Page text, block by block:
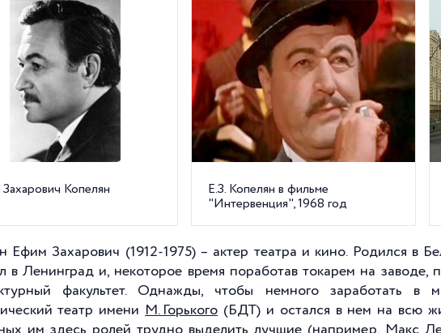
Копелян
Е.З. Копелян в фильме
"Интервенция", 1968 год
Ефим Захарович (1912-1975) – актер театра и кино. Родился в
в Ленинград и, некоторое время поработав токарем на заводе,
факультет. Однажды, чтобы немного заработать
театр имени М. Горького (БДТ) и остался в нем на всю
им здесь ролей трудно выделить лучшие (например, Макс